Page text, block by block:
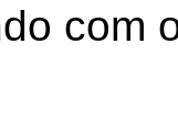
com